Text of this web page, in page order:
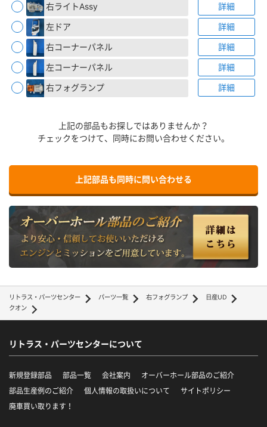
右ライトAssy
詳細
左ドア
詳細
右コーナーパネル
詳細
左コーナーパネル
詳細
右フォグランプ
詳細
上記の部品もお探しではありませんか？
チェックをつけて、同時にお問い合わせください。
上記部品も同時に問い合わせる
リトラス・パーツセンター パーツ一覧 右フォグランプ
日産UD
クオン
リトラス・パーツセンターについて
新規登録部品 部品一覧 会社案内
オーバーホール部品のご紹介
部品生産例のご紹介
個人情報の取扱いについて
サイトポリシー
廃車買い取ります！